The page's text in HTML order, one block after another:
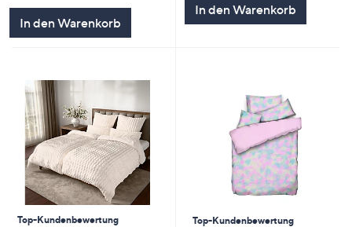
In den Warenkorb
In den Warenkorb
Top-Kundenbewertung
Top-Kundenbewertung